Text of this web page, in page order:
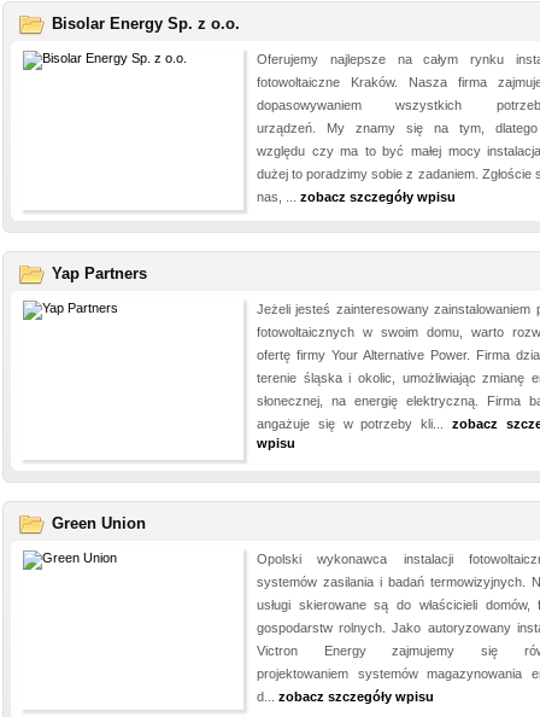
Bisolar Energy Sp. z o.o.
Oferujemy najlepsze na całym rynku
fotowoltaiczne Kraków. Nasza firma
dopasowywaniem wszystkich
urządzeń. My znamy się na tym,
względu czy ma to być małej mocy
dużej to poradzimy sobie z zadaniem. Zgłoście
nas, ... zobacz szczegóły wpisu
Yap Partners
Jeżeli jesteś zainteresowany zainstalowaniem
fotowoltaicznych w swoim domu, warto
ofertę firmy Your Alternative Power. Firma
terenie śląska i okolic, umożliwiając zmianę
słonecznej, na energię elektryczną. Firma
angażuje się w potrzeby kli...zobacz
wpisu
Green Union
Opolski wykonawca instalacji
systemów zasilania i badań termowizyjnych.
usługi skierowane są do właścicieli domów,
gospodarstw rolnych. Jako autoryzowany
Victron Energy zajmujemy się
projektowaniem systemów magazynowania
d... zobacz szczegóły wpisu